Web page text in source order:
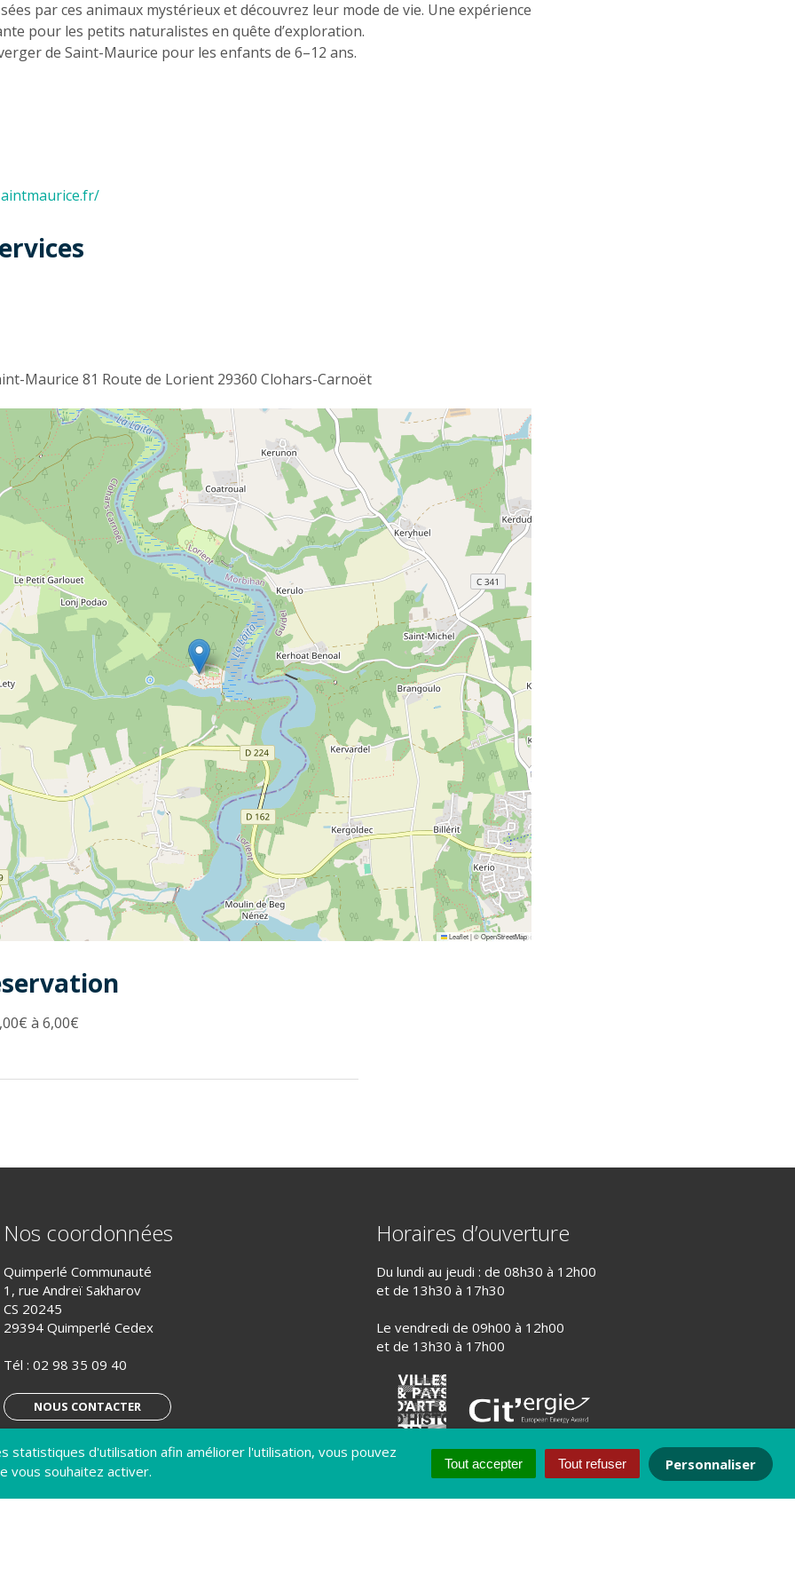
d'utilisation afin améliorer l'utilisation, vous pouvez
vous souhaitez activer.
Tout accepter Tout refuser Personnaliser
par ces animaux mystérieux et découvrez leur mode de vie. Une expérience
pour les petits naturalistes en quête d’exploration.
de Saint-Maurice pour les enfants de 6–12 ans.
Maurice 81 Route de Lorient 29360 Clohars-Carnoët
Leaflet|©OpenStreetMap
à 6,00€
Nos coordonnées
Quimperlé Communauté
1, rue Andreï Sakharov
CS 20245
29394 Quimperlé Cedex
Tél : 02 98 35 09 40
NOUS CONTACTER
S’ABONNER À LA LETTRE D’INFO
Horaires d’ouverture
Du lundi au jeudi : de 08h30 à 12h00
et de 13h30 à 17h30
Le vendredi de 09h00 à 12h00
et de 13h30 à 17h00